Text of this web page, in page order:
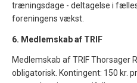
træningsdage - deltagelse i
foreningens vækst.
6. Medlemskab af TRIF
Medlemskab af TRIF Thorsager
obligatorisk. Kontingent: 150 kr.